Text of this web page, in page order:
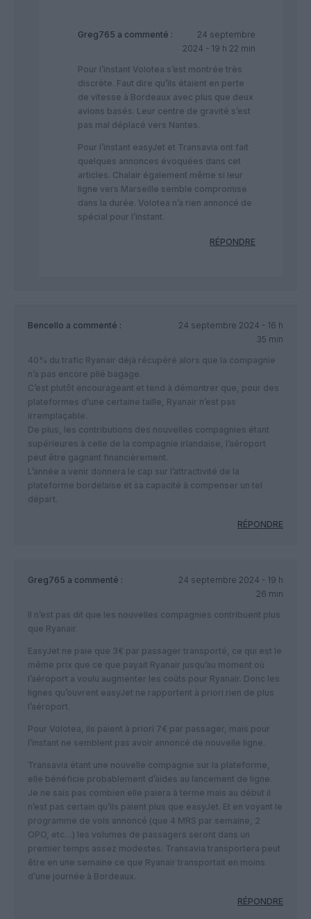
Greg765 a commenté :
24 septembre
2024 - 19 h 22 min
Pour l’instant Volotea s’est montrée très
discrète. Faut dire qu’ils étaient en perte
de vitesse à Bordeaux avec plus que deux
avions basés. Leur centre de gravité s’est
pas mal déplacé vers Nantes.
Pour l’instant easyJet et Transavia ont fait
quelques annonces évoquées dans cet
articles. Chalair également même si leur
ligne vers Marseille semble compromise
dans la durée. Volotea n’a rien annoncé de
spécial pour l’instant.
RÉPONDRE
Bencello a commenté :
24 septembre 2024 - 16 h
35 min
40% du trafic Ryanair déjà récupéré alors que la compagnie
n’a pas encore plié bagage.
C’est plutôt encourageant et tend à démontrer que, pour des
plateformes d’une certaine taille, Ryanair n’est pas
irremplaçable.
De plus, les contributions des nouvelles compagnies étant
supérieures à celle de la compagnie irlandaise, l’aéroport
peut être gagnant financièrement.
L’année a venir donnera le cap sur l’attractivité de la
plateforme bordelaise et sa capacité à compenser un tel
départ.
RÉPONDRE
Greg765 a commenté :
24 septembre 2024 - 19 h
26 min
Il n’est pas dit que les nouvelles compagnies contribuent plus
que Ryanair.
EasyJet ne paie que 3€ par passager transporté, ce qui est le
même prix que ce que payait Ryanair jusqu’au moment où
l’aéroport a voulu augmenter les coûts pour Ryanair. Donc les
lignes qu’ouvrent easyJet ne rapportent à priori rien de plus
l’aéroport.
Pour Volotea, ils paient à priori 7€ par passager, mais pour
l’instant ne semblent pas avoir annoncé de nouvelle ligne.
Transavia étant une nouvelle compagnie sur la plateforme,
elle bénéficie probablement d’aides au lancement de ligne.
Je ne sais pas combien elle paiera à terme mais au début il
n’est pas certain qu’ils paient plus que easyJet. Et en voyant le
programme de vols annoncé (que 4 MRS par semaine, 2
OPO, etc…) les volumes de passagers seront dans un
premier temps assez modestes. Transavia transportera peut
être en une semaine ce que Ryanair transportait en moins
d’une journée à Bordeaux.
RÉPONDRE